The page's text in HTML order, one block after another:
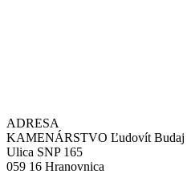
ADRESA
KAMENÁRSTVO Ľudovít Budaj
Ulica SNP 165
059 16 Hranovnica